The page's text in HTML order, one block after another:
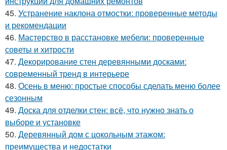
45. Устранение наклона отмостки: проверенные методы
и рекомендации
46. Мастерство в расстановке мебели: проверенные
советы и хитрости
47. Декорирование стен деревянными досками:
современный тренд в интерьере
48. Осень в меню: простые способы сделать меню более
сезонным
49. Доска для отделки стен: всё, что нужно знать о
выборе и установке
50. Деревянный дом с цокольным этажом:
преимущества и недостатки